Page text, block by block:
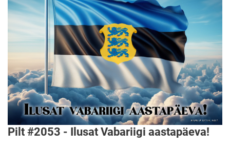
Pilt #2053 - Ilusat Vabariigi aastapäeva!